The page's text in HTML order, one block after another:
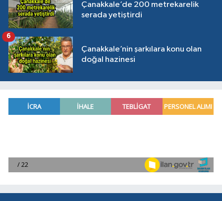
Çanakkale’de 200 metrekarelik
serada yetiştirdi
Çanakkale’nin şarkılara konu olan
doğal hazinesi
6